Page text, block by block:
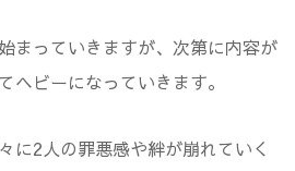
まっていきますが、次第に内容が
ヘビーになっていきます。
に2人の罪悪感や絆が崩れていく